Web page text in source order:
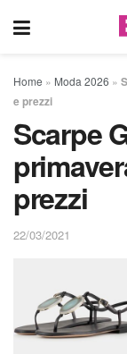
Home » Moda 2026 »
e prezzi
Scarpe
prezzi
22/03/2021